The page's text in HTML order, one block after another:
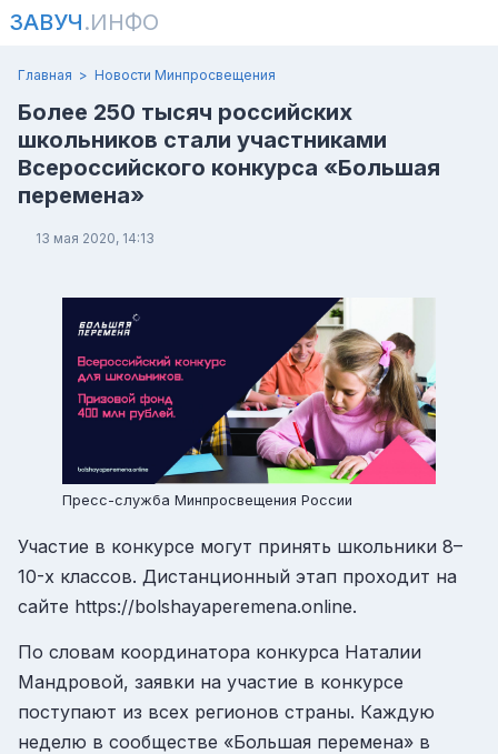
ЗАВУЧ.ИНФО
Главная Новости Минпросвещения
Более 250 тысяч российских
школьников стали участниками
Всероссийского конкурса «Большая
перемена»
13 мая 2020, 14:13
Пресс-служба Минпросвещения России
Участие в конкурсе могут принять школьники 8–
10-х классов. Дистанционный этап проходит на
сайте https://bolshayaperemena.online.
По словам координатора конкурса Наталии
Мандровой, заявки на участие в конкурсе
поступают из всех регионов страны. Каждую
неделю в сообществе «Большая перемена» в